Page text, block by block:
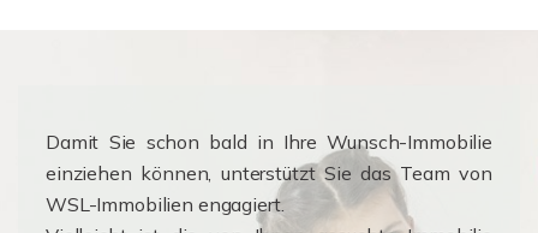
Damit Sie schon bald in Ihre Wunsch-Immobilie
einziehen können, unterstützt Sie das Team von
WSL-Immobilien engagiert.